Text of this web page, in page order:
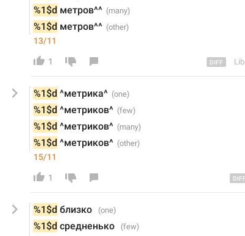
%1$d метров^^
%1$d метров^^
13/11
1
%1$d ^метрика^
%1$d ^метриков^
%1$d ^метриков^
%1$d ^метриков^
15/11
1
%1$d близко
%1$d средненько